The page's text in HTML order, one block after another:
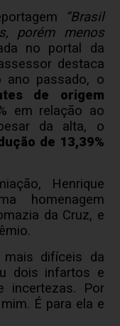
“Brasil
porém menos
no portal da
destaca
ano passado, o
de origem
em relação ao
da alta, o
de 13,39%
Henrique
homenagem
da Cruz, e
difíceis da
dois infartos e
incertezas. Por
É para ela e